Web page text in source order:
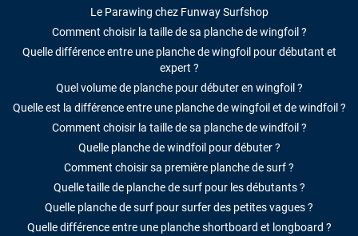
Le Parawing chez Funway Surfshop
Comment choisir la taille de sa planche de wingfoil ?
Quelle différence entre une planche de wingfoil pour débutant et
expert ?
Quel volume de planche pour débuter en wingfoil ?
Quelle est la différence entre une planche de wingfoil et de windfoil ?
Comment choisir la taille de sa planche de windfoil ?
Quelle planche de windfoil pour débuter ?
Comment choisir sa première planche de surf ?
Quelle taille de planche de surf pour les débutants ?
Quelle planche de surf pour surfer des petites vagues ?
Quelle différence entre une planche shortboard et longboard ?